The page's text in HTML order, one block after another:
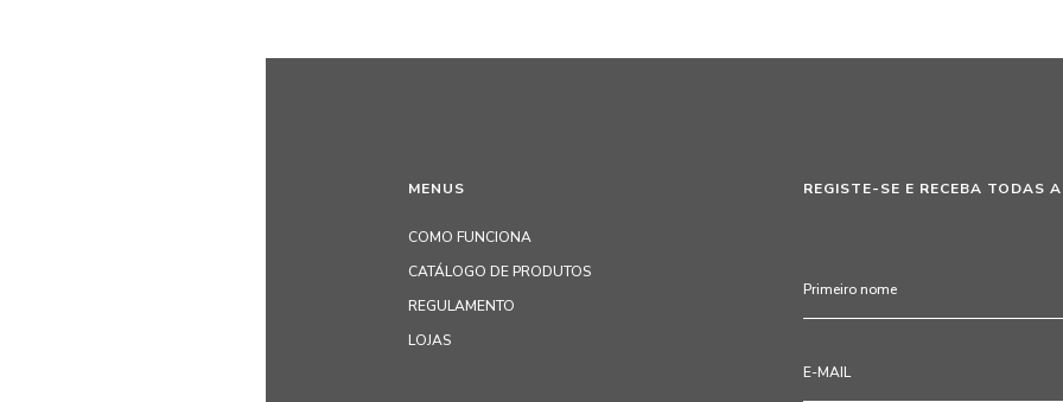
MENUS
COMO FUNCIONA
CATÁLOGO DE PRODUTOS
REGULAMENTO
LOJAS
REGISTE-SE E RECEBA TODAS